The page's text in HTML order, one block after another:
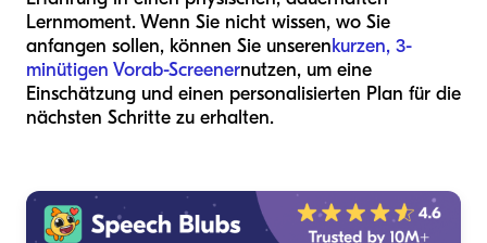
Lernmoment. Wenn Sie nicht wissen, wo Sie
anfangen sollen, können Sie unserenkurzen, 3-
minütigen Vorab-Screenernutzen, um eine
Einschätzung und einen personalisierten Plan für die
nächsten Schritte zu erhalten.